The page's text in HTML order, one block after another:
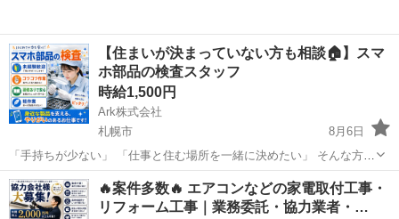
【住まいが決まっていない方も相談🏠】スマ
ホ部品の検査スタッフ
時給1,500円
Ark株式会社
札幌市
8月6日
「手持ちが少ない」 「仕事と住む場所を一緒に決めたい」 そんな方
も、まずはご相談ください。 家具家電付き寮・給与前払い・赴任交通
費など、利用できる制度を確認します。 🔧仕事内容 スマートフォンに
使われる小型...
北海道 札幌市 工場 スタッフ
🔥案件多数🔥 エアコンなどの家電取付工事・
リフォーム工事｜業務委託・協力業者・…